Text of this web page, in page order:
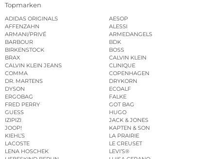
Topmarken
ADIDAS ORIGINALS
AESOP
AFFENZAHN
ALESSI
ARMANI/PRIVÉ
ARMEDANGELS
BARBOUR
BDK
BIRKENSTOCK
BOSS
BRAX
CALVIN KLEIN
CALVIN KLEIN JEANS
CLINIQUE
COMMA
COPENHAGEN
DR. MARTENS
DRYKORN
DYSON
ECOALF
ERGOBAG
FALKE
FRED PERRY
GOT BAG
GUESS
HUGO
IZIPIZI
JACK & JONES
JOOP!
KAPTEN & SON
KIEHL’S
LA PRAIRIE
LACOSTE
LE CREUSET
LENA HOSCHEK
LEVI’S®